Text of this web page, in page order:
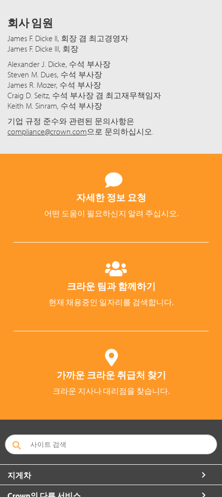
회사 임원
James F. Dicke II, 회장 겸 최고경영자
James F. Dicke III, 회장
Alexander J. Dicke, 수석 부사장
Steven M. Dues, 수석 부사장
James R. Mozer, 수석 부사장
Craig D. Seitz, 수석 부사장 겸 최고재무책임자
Keith M. Sinram, 수석 부사장
기업 규정 준수와 관련된 문의사항은
compliance@crown.com으로 문의하십시오.
자세한 정보 요청
어떤 도움이 필요하신지 알려 주십시오.
크라운 팀과 함께하기
현재 채용중인 일자리를 검색합니다.
가까운 크라운 취급처 찾기
크라운 지사나 대리점을 찾습니다.
지게차